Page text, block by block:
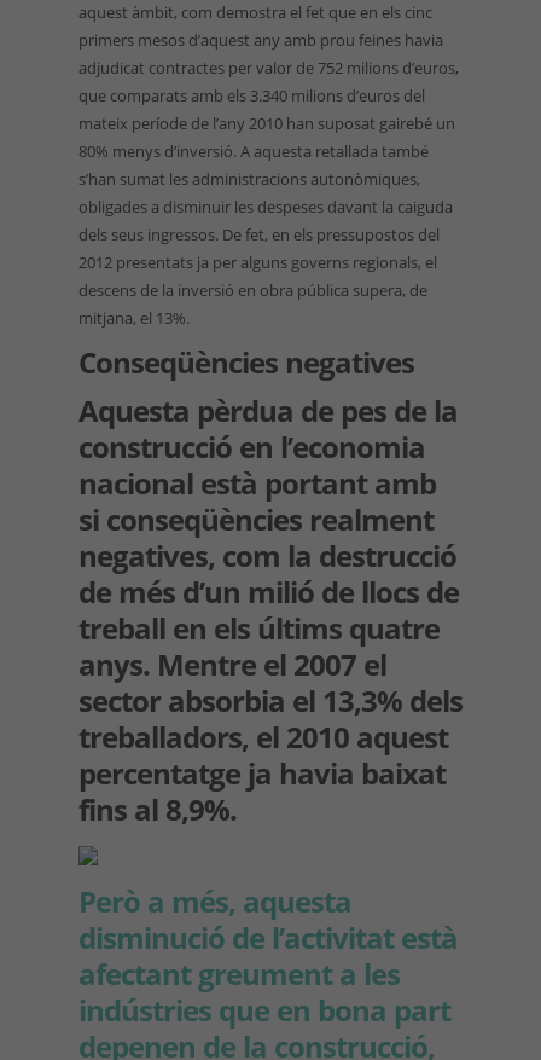
aquest àmbit, com demostra el fet que en els cinc
primers mesos d’aquest any amb prou feines havia
adjudicat contractes per valor de 752 milions d’euros,
que comparats amb els 3.340 milions d’euros del
mateix període de l’any 2010 han suposat gairebé un
80% menys d’inversió. A aquesta retallada també
s’han sumat les administracions autonòmiques,
obligades a disminuir les despeses davant la caiguda
dels seus ingressos. De fet, en els pressupostos del
2012 presentats ja per alguns governs regionals, el
descens de la inversió en obra pública supera, de
mitjana, el 13%.
Conseqüències negatives
Aquesta pèrdua de pes de la
construcció en l’economia
nacional està portant amb
si conseqüències realment
negatives, com la destrucció
de més d’un milió de llocs de
treball en els últims quatre
anys. Mentre el 2007 el
sector absorbia el 13,3% dels
treballadors, el 2010 aquest
percentatge ja havia baixat
fins al 8,9%.
Però a més, aquesta
disminució de l’activitat està
afectant greument a les
indústries que en bona part
depenen de la construcció,